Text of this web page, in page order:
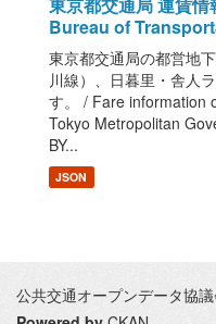
Bureau of
東京都交通局の都営地
川線）、日暮里・舎人
す。 / Fare information
Tokyo Metropolitan
BY...
JSON
公共交通オープンデータ協